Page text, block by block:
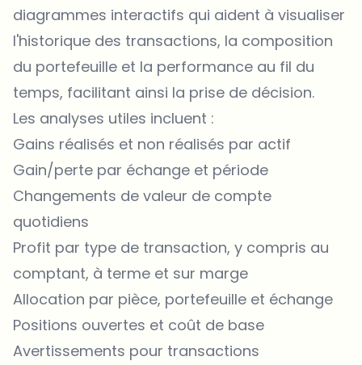
diagrammes interactifs qui aident à visualiser
l'historique des transactions, la composition
du portefeuille et la performance au fil du
temps, facilitant ainsi la prise de décision.
Les analyses utiles incluent :
Gains réalisés et non réalisés par actif
Gain/perte par échange et période
Changements de valeur de compte
quotidiens
Profit par type de transaction, y compris au
comptant, à terme et sur marge
Allocation par pièce, portefeuille et échange
Positions ouvertes et coût de base
Avertissements pour transactions